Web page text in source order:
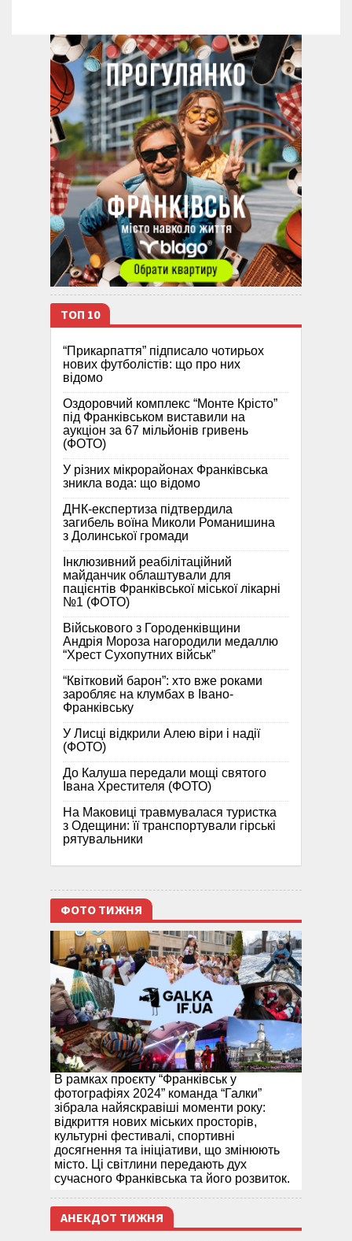
ТОП 10
“Прикарпаття” підписало чотирьох
нових футболістів: що про них
відомо
Оздоровчий комплекс “Монте Крісто”
під Франківськом виставили на
аукціон за 67 мільйонів гривень
(ФОТО)
У різних мікрорайонах Франківська
зникла вода: що відомо
ДНК-експертиза підтвердила
загибель воїна Миколи Романишина
з Долинської громади
Інклюзивний реабілітаційний
майданчик облаштували для
пацієнтів Франківської міської лікарні
№1 (ФОТО)
Військового з Городенківщини
Андрія Мороза нагородили медаллю
“Хрест Сухопутних військ”
“Квітковий барон”: хто вже роками
заробляє на клумбах в Івано-
Франківську
У Лисці відкрили Алею віри і надії
(ФОТО)
До Калуша передали мощі святого
Івана Хрестителя (ФОТО)
На Маковиці травмувалася туристка
з Одещини: її транспортували гірські
рятувальники
ФОТО ТИЖНЯ
В рамках проєкту “Франківськ у
фотографіях 2024” команда “Галки”
зібрала найяскравіші моменти року:
відкриття нових міських просторів,
культурні фестивалі, спортивні
досягнення та ініціативи, що змінюють
місто. Ці світлини передають дух
сучасного Франківська та його розвиток.
АНЕКДОТ ТИЖНЯ